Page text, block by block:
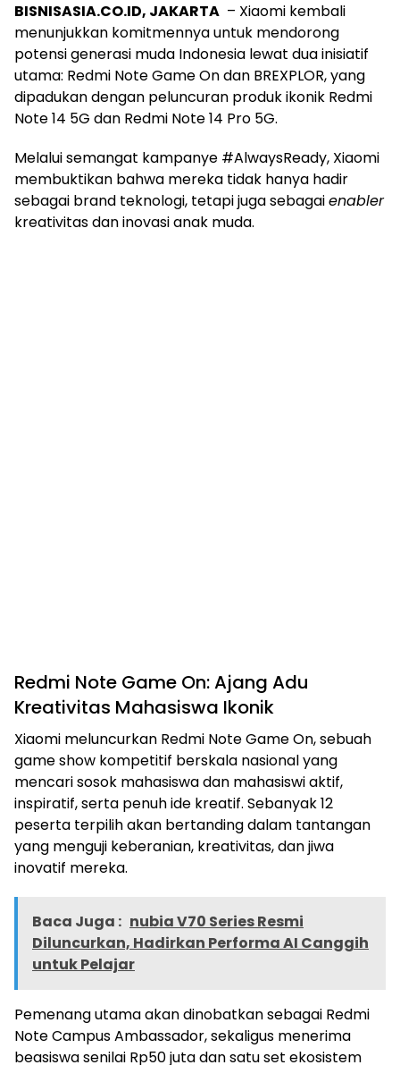
BISNISASIA.CO.ID, JAKARTA – Xiaomi kembali
menunjukkan komitmennya untuk mendorong
potensi generasi muda Indonesia lewat dua inisiatif
utama: Redmi Note Game On dan BREXPLOR, yang
dipadukan dengan peluncuran produk ikonik Redmi
Note 14 5G dan Redmi Note 14 Pro 5G.
Melalui semangat kampanye #AlwaysReady, Xiaomi
membuktikan bahwa mereka tidak hanya hadir
sebagai brand teknologi, tetapi juga sebagaienabler
kreativitas dan inovasi anak muda.
Redmi Note Game On: Ajang Adu
Kreativitas Mahasiswa Ikonik
Xiaomi meluncurkan Redmi Note Game On, sebuah
game show kompetitif berskala nasional yang
mencari sosok mahasiswa dan mahasiswi aktif,
inspiratif, serta penuh ide kreatif. Sebanyak 12
peserta terpilih akan bertanding dalam tantangan
yang menguji keberanian, kreativitas, dan jiwa
inovatif mereka.
Baca Juga : nubia V70 Series Resmi
Diluncurkan, Hadirkan Performa AI Canggih
untuk Pelajar
Pemenang utama akan dinobatkan sebagai Redmi
Note Campus Ambassador, sekaligus menerima
beasiswa senilai Rp50 juta dan satu set ekosistem